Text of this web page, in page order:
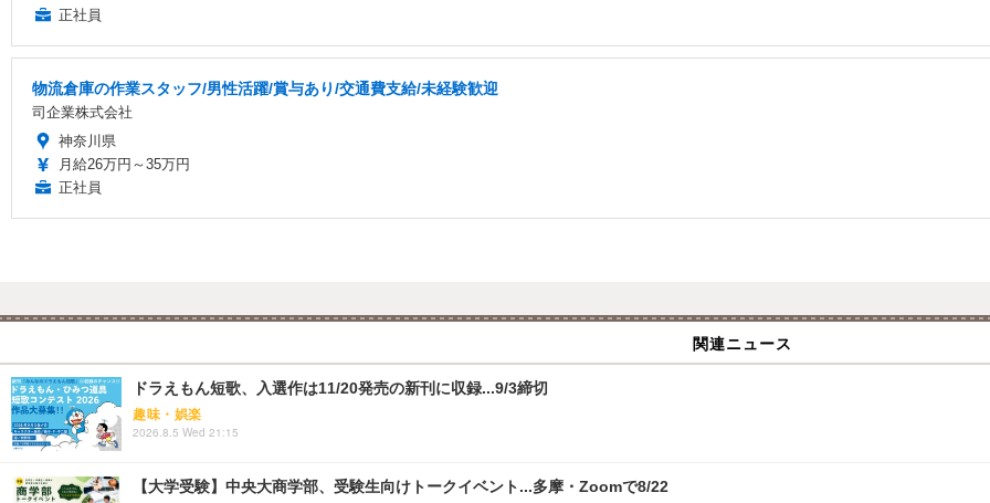
正社員
物流倉庫の作業スタッフ/男性活躍/賞与あり/交通費支給/未経験歓迎
司企業株式会社
神奈川県
月給26万円～35万円
正社員
関連ニュース
ドラえもん短歌、入選作は11/20発売の新刊に収録...9/3締切
趣味・娯楽
2026.8.5 Wed 21:15
【大学受験】中央大商学部、受験生向けトークイベント...多摩・Zoomで8/22